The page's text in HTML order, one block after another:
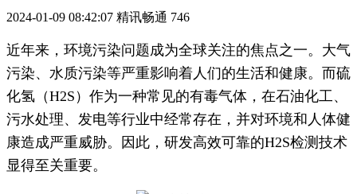
2024-01-09 08:42:07 精讯畅通 746
近年来，环境污染问题成为全球关注的焦点之一。大气
污染、水质污染等严重影响着人们的生活和健康。而硫
化氢（H2S）作为一种常见的有毒气体，在石油化工、
污水处理、发电等行业中经常存在，并对环境和人体健
康造成严重威胁。因此，研发高效可靠的H2S检测技术
显得至关重要。